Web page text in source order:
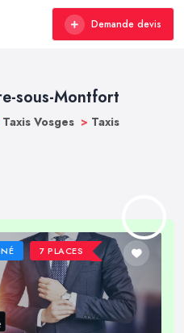
Demande devis
sous-Montfort
Taxis Vosges > Taxis
7 PLACES